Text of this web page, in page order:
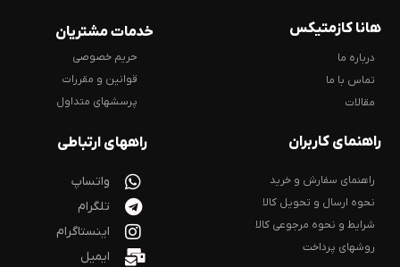
هانا کازمتیکس
درباره ما
تماس با ما
مقالات
خدمات مشتریان
حریم خصوصی
قوانین و مقررات
پرسشهای متداول
راهنمای کاربران
راهنمای سفارش و خرید
نحوه ارسال و تحویل کالا
شرایط و نحوه مرجوعی کالا
روشهای پرداخت
راههای ارتباطی
واتساپ
تلگرام
اینستاگرام
ایمیل